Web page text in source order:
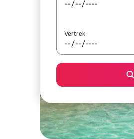
Vertrek